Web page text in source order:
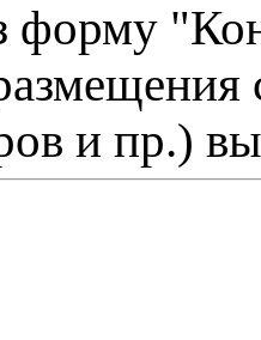
форму
и пр.)